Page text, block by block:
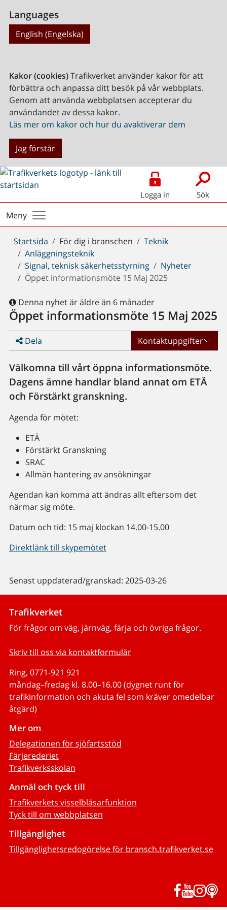
Languages
English (Engelska)
Kakor (cookies)Trafikverket använder kakor för att
förbättra och anpassa ditt besök på vår webbplats.
Genom att använda webbplatsen accepterar du
användandet av dessa kakor.
Läs mer om kakor och hur du avaktiverar dem
Jag förstår
Logga in Sök
Meny
Du
är
här:
Startsida För dig i branschen
Teknik
Anläggningsteknik
Signal, teknisk säkerhetsstyrning
Nyheter
Öppet informationsmöte 15 Maj 2025
Denna nyhet är äldre än 6 månader
Öppet informationsmöte 15 Maj 2025
Dela Kontaktuppgifter
Välkomna till vårt öppna informationsmöte.
Dagens ämne handlar bland annat om ETÄ
och Förstärkt granskning.
Agenda för mötet:
ETÄ
Förstärkt Granskning
SRAC
Allmän hantering av ansökningar
Agendan kan komma att ändras allt eftersom det
närmar sig möte.
Datum och tid: 15 maj klockan 14.00-15.00
Direktlänk till skypemötet
Senast uppdaterad/granskad: 2025-03-26
Trafikverket
För frågor om väg, järnväg, färja och övriga frågor.
Skriv till oss via kontaktformulär
Ring, 0771-921 921
måndag–fredag kl. 8.00–16.00 (dygnet runt för
trafikinformation och akuta fel som kräver omedelbar
åtgärd)
Mer om
Delegationen för sjöfartsstöd
Färjerederiet
Trafikverksskolan
Anmäl och tyck till
Trafikverkets visselblåsarfunktion
Tyck till om webbplatsen
Tillgänglighet
Tillgänglighetsredogörelse för bransch.trafikverket.se
Facebook
YouTube